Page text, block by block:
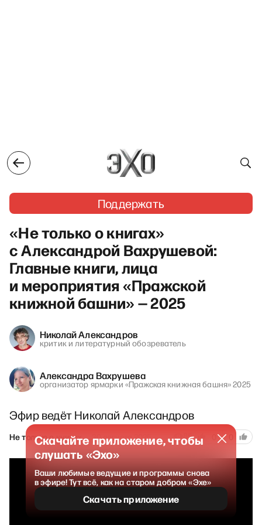
Поддержать
«Не только о книгах»
с Александрой Вахрушевой:
Главные книги, лица
и мероприятия «Пражской
книжной башни» — 2025
Николай Александров
критик и литературный обозреватель
Александра Вахрушева
организатор ярмарки «Пражская книжная башня» 2025
Эфир ведёт Николай Александров
Не только о книгах 30 августа 2025 85
Скачайте приложение, чтобы
слушать «Эхо»
Ваши любимые ведущие и программы снова
в эфире! Тут всё, как на старом добром «Эхе»
Скачать приложение